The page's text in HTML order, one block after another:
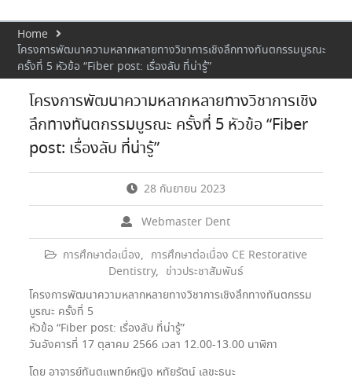
Home
โครงการพัฒนาความหลากหลายทางวิชาการเชิงลึกทางทันตกรรมบูรณะ
ครั้งที่ 5 หัวข้อ “Fiber post: เรื่องลับ ที่น่ารู้”
โครงการพัฒนาความหลากหลายทางวิชาการเชิง
ลึกทางทันตกรรมบูรณะ ครั้งที่ 5 หัวข้อ “Fiber
post: เรื่องลับ ที่น่ารู้”
28 กันยายน 2023
Webmaster Dent
การศึกษาต่อเนื่อง, การศึกษาต่อเนื่อง CE Restorative
Dentistry, ข่าวประชาสัมพันธ์
โครงการพัฒนาความหลากหลายทางวิชาการเชิงลึกทางทันตกรรม
บูรณะ ครั้งที่ 5
หัวข้อ “Fiber post: เรื่องลับ ที่น่ารู้”
วันอังคารที่ 17 ตุลาคม 2566 เวลา 12.00-13.00 นาฬิกา
โดย อาจารย์ทันตแพทย์หญิง หทัยรัตน์ เลขะธนะ